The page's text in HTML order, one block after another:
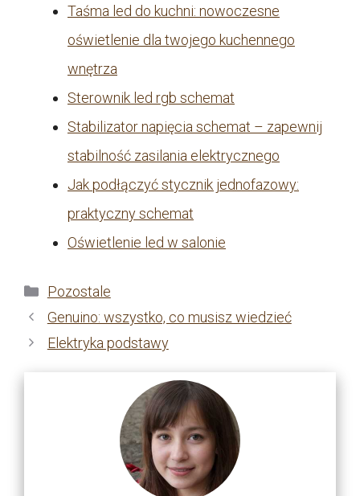
Taśma led do kuchni: nowoczesne
oświetlenie dla twojego kuchennego
wnętrza
Sterownik led rgb schemat
Stabilizator napięcia schemat – zapewnij
stabilność zasilania elektrycznego
Jak podłączyć stycznik jednofazowy:
praktyczny schemat
Oświetlenie led w salonie
Kategorie
Pozostale
Genuino: wszystko, co musisz wiedzieć
Elektryka podstawy